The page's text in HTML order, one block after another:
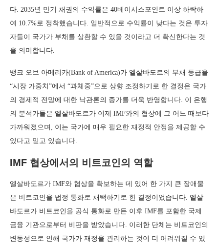
다. 2035년 만기 채권의 수익률은 40베이시스포인트 이상 하락하
여 10.7%로 정착했습니다. 일반적으로 수익률이 낮다는 것은 투자
자들이 국가가 부채를 상환할 수 있을 것이라고 더 확신한다는 것
을 의미합니다.
뱅크 오브 아메리카(Bank of America)가 엘살바도르의 부채 등급을
“시장 가중치”에서 “과체중”으로 상향 조정하기로 한 결정은 국가
의 경제적 전망에 대한 낙관론의 증가를 더욱 반영합니다. 이 은행
의 분석가들은 엘살바도르가 이제 IMF와의 협상에 그 어느 때보다
가까워졌으며, 이는 국가에 매우 필요한 재정적 안정을 제공할 수
있다고 믿고 있습니다.
IMF 협상에서의 비트코인의 역할
엘살바도르가 IMF와 협상을 확보하는 데 있어 한 가지 큰 장애물
은 비트코인을 법정 통화로 채택하기로 한 결정이었습니다. 엘살
바도르가 비트코인을 공식 통화로 만든 이후 IMF를 포함한 국제
금융 기관으로부터 비판을 받았습니다. 이러한 단체는 비트코인의
변동성으로 인해 국가가 재정을 관리하는 것이 더 어려워질 수 있